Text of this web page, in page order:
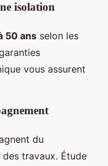
isolation
50 ans selon les
vous assurent
du
travaux. Étude